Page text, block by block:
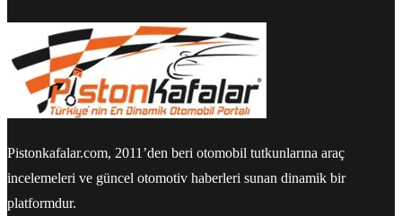
Pistonkafalar.com, 2011’den beri otomobil tutkunlarına araç
incelemeleri ve güncel otomotiv haberleri sunan dinamik bir
platformdur.